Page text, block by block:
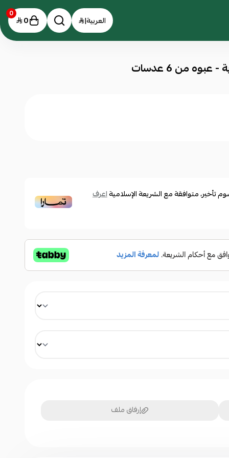
العربية|
0 0
تأخير، متوافقة مع الشريعة الإسلاميةاعرف
إرفاق ملف